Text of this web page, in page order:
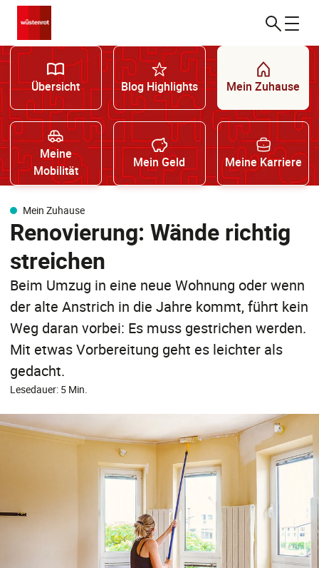
Übersicht Blog Highlights Mein Zuhause
Meine
Mobilität
Mein Geld Meine Karriere
Mein Zuhause
Renovierung: Wände richtig
streichen
Beim Umzug in eine neue Wohnung oder wenn
der alte Anstrich in die Jahre kommt, führt kein
Weg daran vorbei: Es muss gestrichen werden.
Mit etwas Vorbereitung geht es leichter als
gedacht.
Lesedauer: 5 Min.